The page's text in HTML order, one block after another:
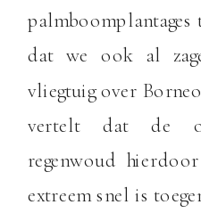
palmboomplantages
dat we ook al
vliegtuig over
vertelt dat de
regenwoud
extreem snel is